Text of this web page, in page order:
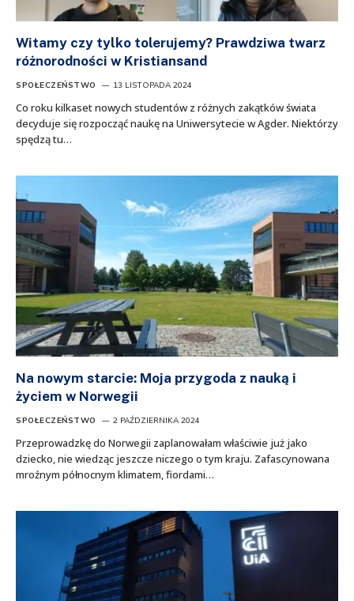
Witamy czy tylko tolerujemy? Prawdziwa twarz
różnorodności w Kristiansand
SPOŁECZEŃSTWO 13 LISTOPADA 2024
Co roku kilkaset nowych studentów z różnych zakątków świata
decyduje się rozpocząć naukę na Uniwersytecie w Agder. Niektórzy
spędzą tu…
Na nowym starcie: Moja przygoda z nauką i
życiem w Norwegii
SPOŁECZEŃSTWO 2 PAŹDZIERNIKA 2024
Przeprowadzkę do Norwegii zaplanowałam właściwie już jako
dziecko, nie wiedząc jeszcze niczego o tym kraju. Zafascynowana
mroźnym północnym klimatem, fiordami…